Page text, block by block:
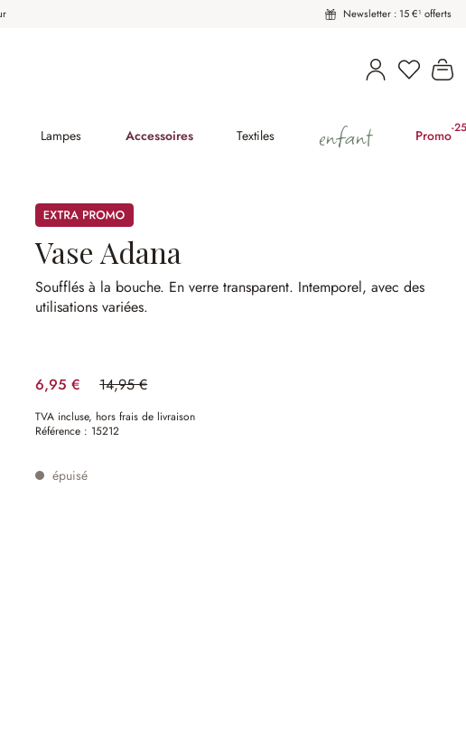
Newsletter : 15 €¹ offerts
Vous
Lampes Accessoires Textiles enfant Promo-
Promos
Vase Adana
Soufflés à la bouche. En verre transparent. Intemporel, avec des
utilisations variées.
6,95 € 14,95 €
(53.51%spared)
TVA incluse, hors frais de livraison
Référence : 15212
épuisé